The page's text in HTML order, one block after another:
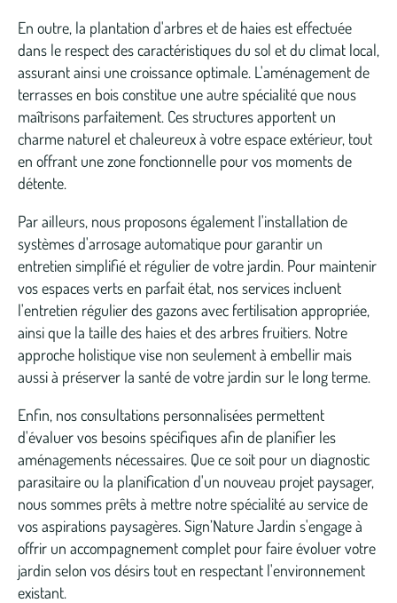
En outre, la plantation d'arbres et de haies est effectuée
dans le respect des caractéristiques du sol et du climat local,
assurant ainsi une croissance optimale. L'aménagement de
terrasses en bois constitue une autre spécialité que nous
maîtrisons parfaitement. Ces structures apportent un
charme naturel et chaleureux à votre espace extérieur, tout
en offrant une zone fonctionnelle pour vos moments de
détente.
Par ailleurs, nous proposons également l'installation de
systèmes d'arrosage automatique pour garantir un
entretien simplifié et régulier de votre jardin. Pour maintenir
vos espaces verts en parfait état, nos services incluent
l'entretien régulier des gazons avec fertilisation appropriée,
ainsi que la taille des haies et des arbres fruitiers. Notre
approche holistique vise non seulement à embellir mais
aussi à préserver la santé de votre jardin sur le long terme.
Enfin, nos consultations personnalisées permettent
d'évaluer vos besoins spécifiques afin de planifier les
aménagements nécessaires. Que ce soit pour un diagnostic
parasitaire ou la planification d'un nouveau projet paysager,
nous sommes prêts à mettre notre spécialité au service de
vos aspirations paysagères. Sign’Nature Jardin s'engage à
offrir un accompagnement complet pour faire évoluer votre
jardin selon vos désirs tout en respectant l'environnement
existant.